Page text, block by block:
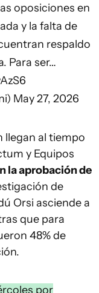
oposiciones en
y la falta de
respaldo
Para ser…
May 27, 2026
llegan al tiempo
y Equipos
la aprobación de
de
Orsi asciende a
que para
48% de
por